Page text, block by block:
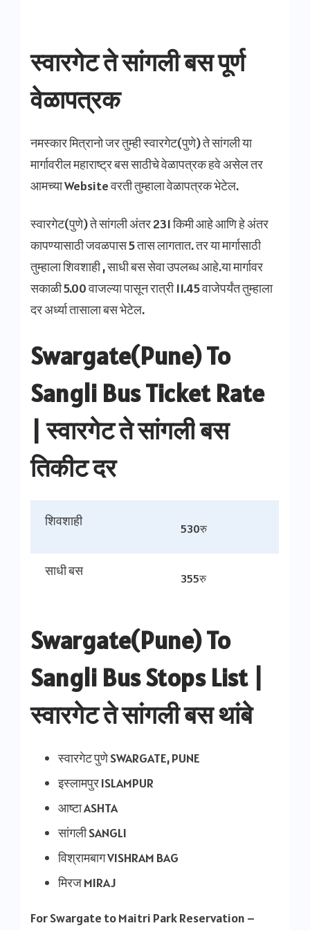
स्वारगेट ते सांगली बस पूर्ण
वेळापत्रक
नमस्कार मित्रानो जर तुम्ही स्वारगेट(पुणे) ते सांगली या
मार्गावरील महाराष्ट्र बस साठीचे वेळापत्रक हवे असेल तर
आमच्या Website वरती तुम्हाला वेळापत्रक भेटेल.
स्वारगेट(पुणे) ते सांगली अंतर 231 किमी आहे आणि हे अंतर
कापण्यासाठी जवळपास 5 तास लागतात. तर या मार्गासाठी
तुम्हाला शिवशाही , साधी बस सेवा उपलब्ध आहे.या मार्गावर
सकाळी 5.00 वाजल्या पासून रात्री 11.45 वाजेपर्यंत तुम्हाला
दर अर्ध्या तासाला बस भेटेल.
Swargate(Pune) To
Sangli Bus Ticket Rate
| स्वारगेट तेसांगलीबस
तिकीट दर
शिवशाही 530रु
साधी बस 355रु
Swargate(Pune) To
Sangli Bus Stops List |
स्वारगेट तेसांगलीबस थांबे
स्वारगेट पुणे SWARGATE, PUNE
इस्लामपुर ISLAMPUR
आष्टा ASHTA
सांगली SANGLI
विश्रामबाग VISHRAM BAG
मिरज MIRAJ
For Swargate to Maitri Park Reservation –